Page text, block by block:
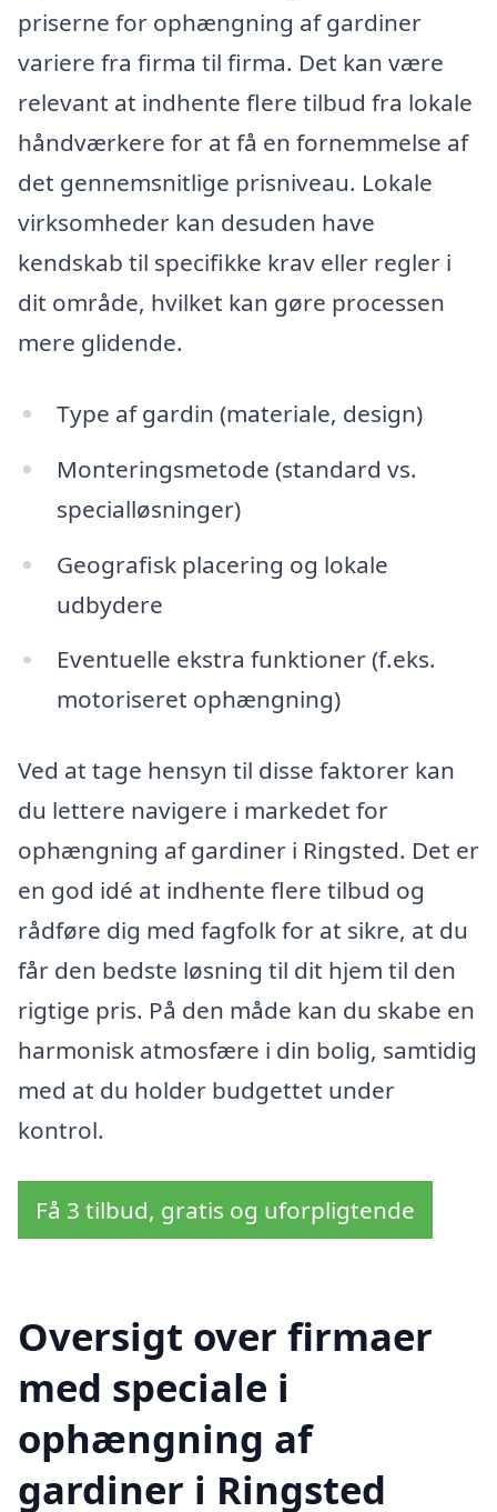
priserne for ophængning af gardiner
variere fra firma til firma. Det kan være
relevant at indhente flere tilbud fra lokale
håndværkere for at få en fornemmelse af
det gennemsnitlige prisniveau. Lokale
virksomheder kan desuden have
kendskab til specifikke krav eller regler i
dit område, hvilket kan gøre processen
mere glidende.
Type af gardin (materiale, design)
Monteringsmetode (standard vs.
specialløsninger)
Geografisk placering og lokale
udbydere
Eventuelle ekstra funktioner (f.eks.
motoriseret ophængning)
Ved at tage hensyn til disse faktorer kan
du lettere navigere i markedet for
ophængning af gardiner i Ringsted. Det er
en god idé at indhente flere tilbud og
rådføre dig med fagfolk for at sikre, at du
får den bedste løsning til dit hjem til den
rigtige pris. På den måde kan du skabe en
harmonisk atmosfære i din bolig, samtidig
med at du holder budgettet under
kontrol.
Få 3 tilbud, gratis og uforpligtende
Oversigt over firmaer
med speciale i
ophængning af
gardiner i Ringsted